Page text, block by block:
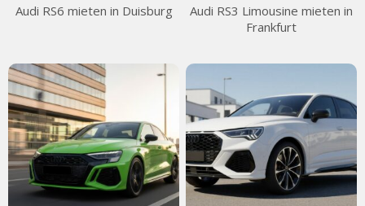
Audi RS6 mieten in Duisburg
Audi RS3 Limousine mieten in
Frankfurt